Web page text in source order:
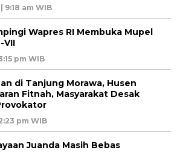
9:18 am WIB
Wapres RI Membuka Mupel
VII
pm WIB
di Tanjung Morawa, Husen
Fitnah, Masyarakat Desak
pm WIB
Juanda Masih Bebas